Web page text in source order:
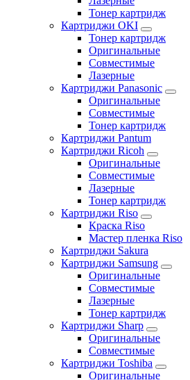
Тонер картридж
Картриджи OKI
Тонер картридж
Оригинальные
Совместимые
Лазерные
Картриджи Panasonic
Оригинальные
Совместимые
Тонер картридж
Картриджи Pantum
Картриджи Ricoh
Оригинальные
Совместимые
Лазерные
Тонер картридж
Картриджи Riso
Краска Riso
Мастер пленка Riso
Картриджи Sakura
Картриджи Samsung
Оригинальные
Совместимые
Лазерные
Тонер картридж
Картриджи Sharp
Оригинальные
Совместимые
Картриджи Toshiba
Оригинальные